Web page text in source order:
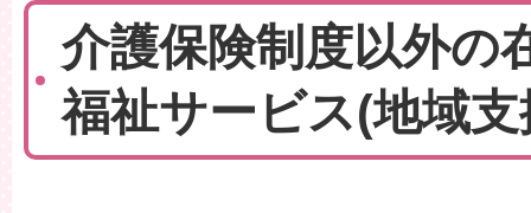
介護保険制度以外の
福祉サービス(地域